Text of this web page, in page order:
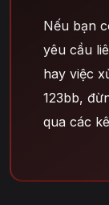
Nếu bạn
yêu cầu
hay việc
123bb,
qua các